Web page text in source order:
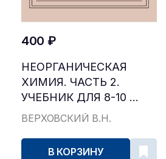
400 ₽
НЕОРГАНИЧЕСКАЯ
ХИМИЯ. ЧАСТЬ 2.
УЧЕБНИК ДЛЯ 8-10 ...
ВЕРХОВСКИЙ В.Н.
В КОРЗИНУ